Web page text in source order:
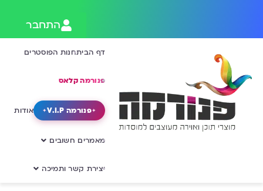
התחבר
דף הביתחנות הפוסטרים
פנורמה קלאס
פנורמה V.I.P אודות
מאמרים חשובים
יצירת קשר ותמיכה